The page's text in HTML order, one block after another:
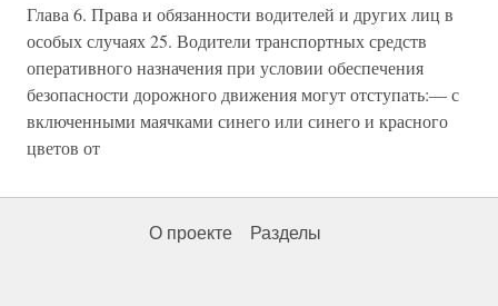
Глава 6. Права и обязанности водителей и других лиц в
особых случаях 25. Водители транспортных средств
оперативного назначения при условии обеспечения
безопасности дорожного движения могут отступать:— с
включенными маячками синего или синего и красного
цветов от
О проекте Разделы